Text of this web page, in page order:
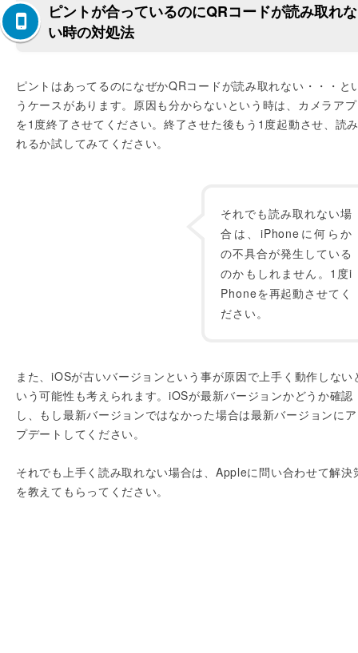
ピントが合っているのにQRコードが読み取れな
い時の対処法
ピントはあってるのになぜかQRコードが読み取れない・・・と
うケースがあります。原因も分からないという時は、カメラア
を1度終了させてください。終了させた後もう1度起動させ、読
れるか試してみてください。
それでも読み取れない場
合は、iPhoneに何らか
の不具合が発生している
のかもしれません。1度i
Phoneを再起動させてく
ださい。
また、iOSが古いバージョンという事が原因で上手く動作しない
いう可能性も考えられます。iOSが最新バージョンかどうか確認
し、もし最新バージョンではなかった場合は最新バージョンに
プデートしてください。
それでも上手く読み取れない場合は、Appleに問い合わせて解決
を教えてもらってください。